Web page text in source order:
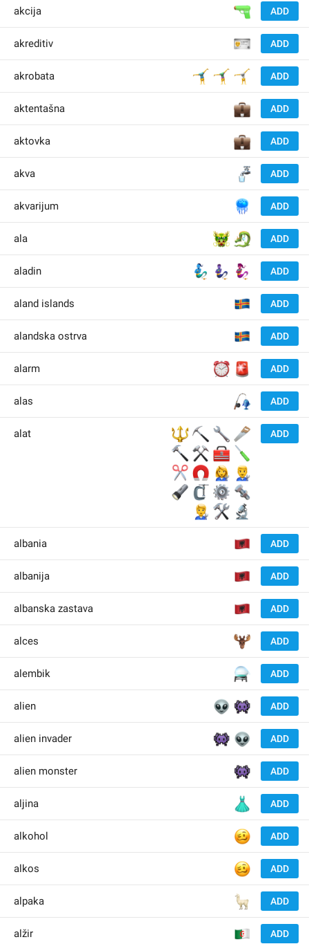
ADD
🔫
akcija
ADD
🪪
akreditiv
ADD
🤸‍♂️
🤸‍♀️
🤸
akrobata
ADD
💼
aktentašna
ADD
💼
aktovka
ADD
🚰
akva
ADD
🪼
akvarijum
ADD
🐲
🐉
ala
ADD
🧞‍♂️
🧞
🧞‍♀️
aladin
ADD
aland islands
ADD
alandska ostrva
ADD
⏰
🚨
alarm
ADD
🎣
alas
ADD
🔱
⛏
🔧
🪚
🔨
⚒
🧰
🪛
✂️
🧲
👩‍🔧
👨‍🔧
🔦
🗜
⚙️
🔩
🧑‍🔧
🛠
🔬
alat
ADD
albania
ADD
albanija
ADD
albanska zastava
ADD
🫎
alces
ADD
⚗️
alembik
ADD
👽
👾
alien
ADD
👾
👽
alien invader
ADD
👾
alien monster
ADD
👗
aljina
ADD
🥴
alkohol
ADD
🥴
alkos
ADD
🦙
alpaka
ADD
alžir